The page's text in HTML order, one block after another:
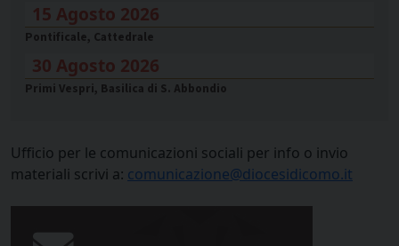
15 Agosto 2026
Pontificale, Cattedrale
30 Agosto 2026
Primi Vespri, Basilica di S. Abbondio
Ufficio per le comunicazioni sociali per info o invio
materiali scrivi a: comunicazione@diocesidicomo.it